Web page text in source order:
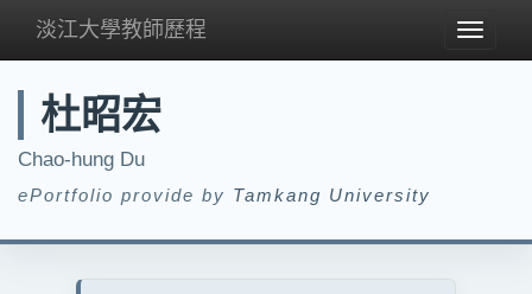
Toggle
淡江大學教師歷程
杜昭宏
Chao-hung Du
ePortfolio provide by Tamkang University